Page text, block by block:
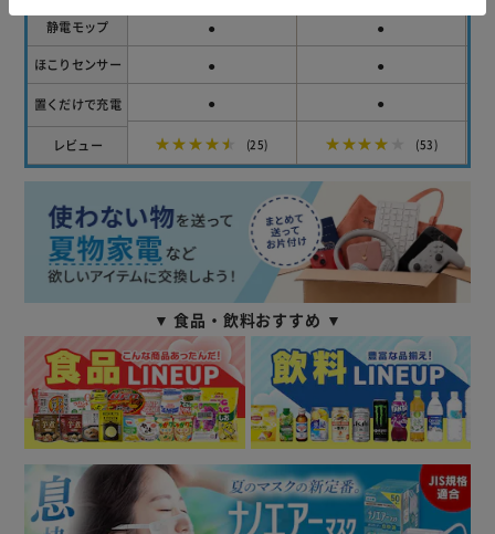
静電モップ
ほこりセンサー
置くだけで充電
レビュー
●
●
●
★★★★★ (25)
●
●
●
★★★★★ (53)
▼ 食品・飲料おすすめ ▼